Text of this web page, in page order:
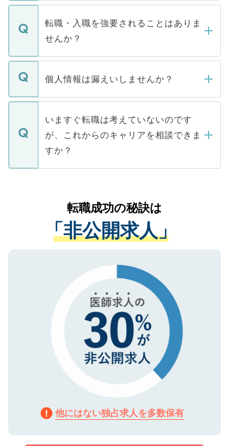
ます。通常、5営業日以内にはご連絡をせて
いただきますので、しばらくお待ちくださ
マイナビDOCTORで取り扱っている求人の
うち約3割は、Webサイトからご覧いただ
けない「非公開求人」です。非公開求人は
下記の理由によって、一般には公開してい
ません。
■応募殺到を避けるため 人気のある医療機
関を公にしてしまうと、応募が殺到する場
に、医療機関が求める条件に合った人材の
みを人材紹介会社に依頼するケースが増え
ています。
転職・入職を強要されることはありま
せんか？
転職・入職を強要することは一切ありませ
ん。また、仮に応募先から内定をいただい
定を承諾する必要はありません。内定先へ
の辞退の連絡はキャリアパートナーが行い
個人情報は漏えいしませんか？
個人情報が漏えいすることはありませんの
で、ご安心ください。当サイトからの登録
などで収集したご登録者様の個人情報は、
ご本人のキャリアアップおよび転職活動の
支援を目的に使用いたします。お預かりし
ているすべての個人データはご本人の許可
は、個人情報の取り扱いについての厳密な
管理基準を満たした事業者のみに付与され
る、プライバシーマークを取得済みです。
で、機密保持に関してもご安心ください。
いますぐ転職は考えていないのです
が、これからのキャリアを相談できま
すか？
かがいして、現在の医療機関の状況や紹介
経験をまじえながら、適切なアドバイスを
させていただきます。すぐにご転職をされ
ない方には、長期的なサポートが可能です
ので、まずはご登録ください。
転職成功の秘訣は
「非公開求人」
他にはない独占求人を多数保有